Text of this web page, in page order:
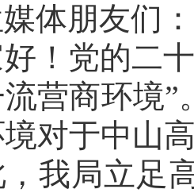
体朋友们：
！党的二
营商环境
对于中山
我局立足